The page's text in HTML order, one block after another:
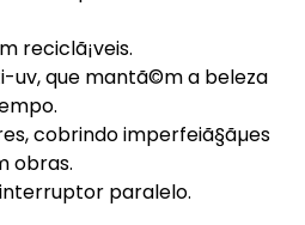
reciclã¡veis.
que mantã©m a beleza
cobrindo imperfeiã§ãµes
obras.
paralelo.